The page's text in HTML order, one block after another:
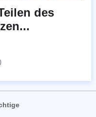
des